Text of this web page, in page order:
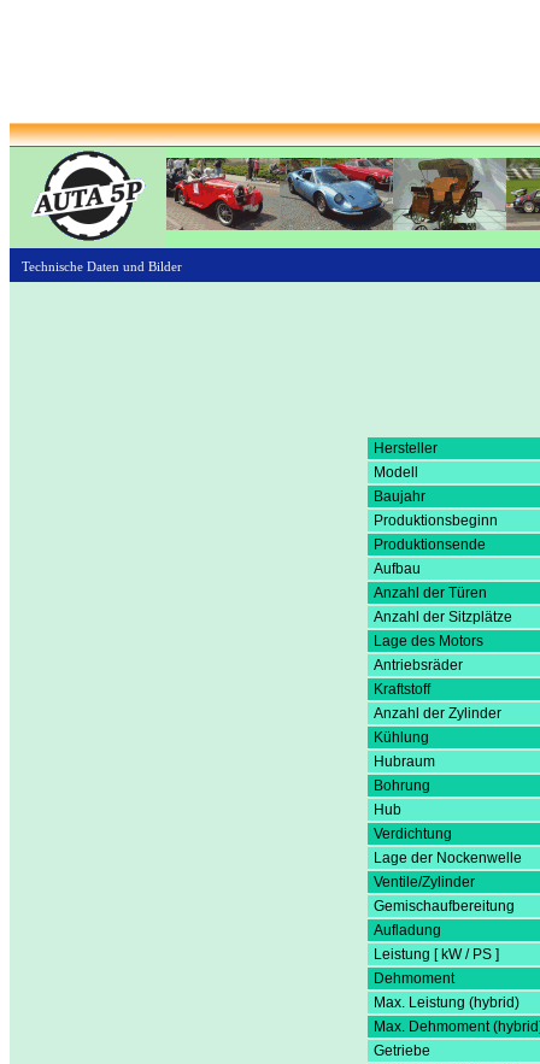
Technische Daten und Bilder
Hersteller
Modell
Baujahr
Produktionsbeginn
Produktionsende
Aufbau
Anzahl der Türen
Anzahl der Sitzplätze
Lage des Motors
Antriebsräder
Kraftstoff
Anzahl der Zylinder
Kühlung
Hubraum
Bohrung
Hub
Verdichtung
Lage der Nockenwelle
Ventile/Zylinder
Gemischaufbereitung
Aufladung
Leistung [ kW / PS ]
Dehmoment
Max. Leistung (hybrid)
Max. Dehmoment
Getriebe